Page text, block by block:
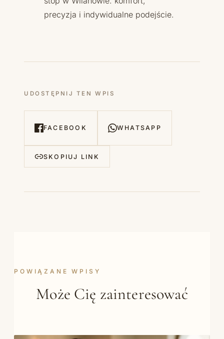
precyzja i indywidualne podejście.
UDOSTĘPNIJ TEN WPIS
FACEBOOK WHATSAPP
SKOPIUJ LINK
POWIĄZANE WPISY
Może Cię zainteresować